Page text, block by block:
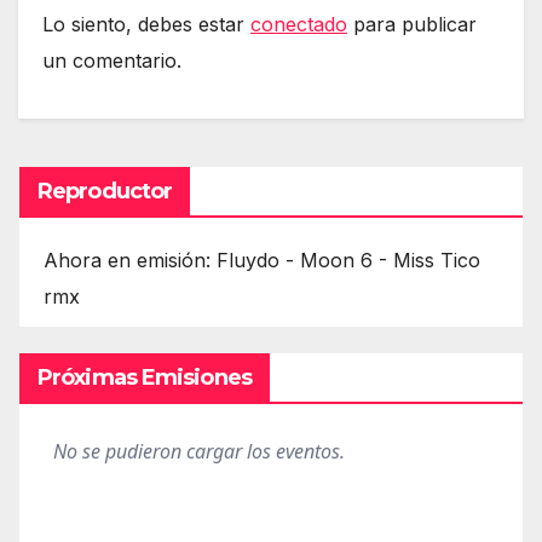
Lo siento, debes estar conectado para publicar
un comentario.
Reproductor
Ahora en emisión: Fluydo - Moon 6 - Miss Tico
rmx
Próximas Emisiones